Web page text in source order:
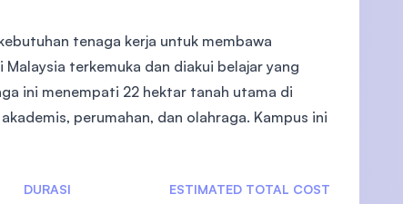
with
tenaga kerja untuk membawa
terkemuka dan diakui belajar yang
ini menempati 22 hektar tanah utama di
perumahan, dan olahraga. Kampus ini
DURASI ESTIMATED TOTAL COST